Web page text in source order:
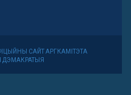
САЙТ АРГКАМІТЭТА
ДЭМАКРАТЫЯ